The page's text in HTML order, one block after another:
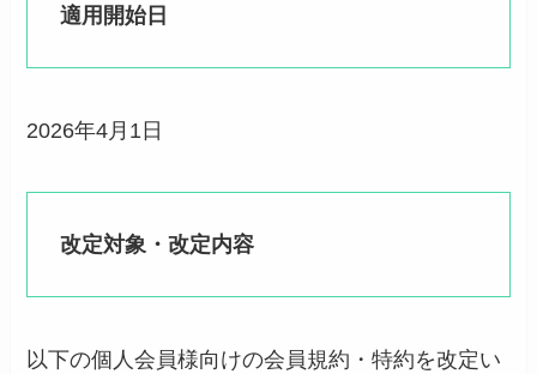
適用開始日
2026年4月1日
改定対象・改定内容
以下の個人会員様向けの会員規約・特約を改定い